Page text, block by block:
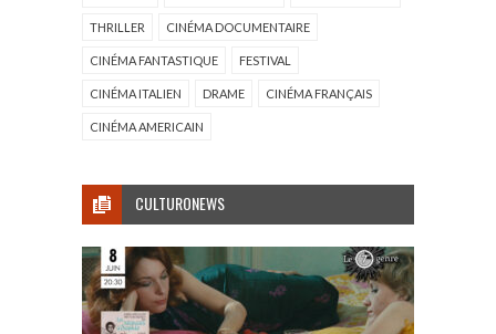
THRILLER CINÉMA DOCUMENTAIRE
CINÉMA FANTASTIQUE FESTIVAL
CINÉMA ITALIEN DRAME CINÉMA FRANÇAIS
CINÉMA AMERICAIN
CULTURONEWS